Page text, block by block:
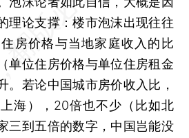
理论支撑：楼市泡沫出现往往
房价格与当地家庭收入的比
单位住房价格与单位住房租金
。若论中国城市房价收入比，
海），20倍也不少（比如北
三到五倍的数字，中国岂能没